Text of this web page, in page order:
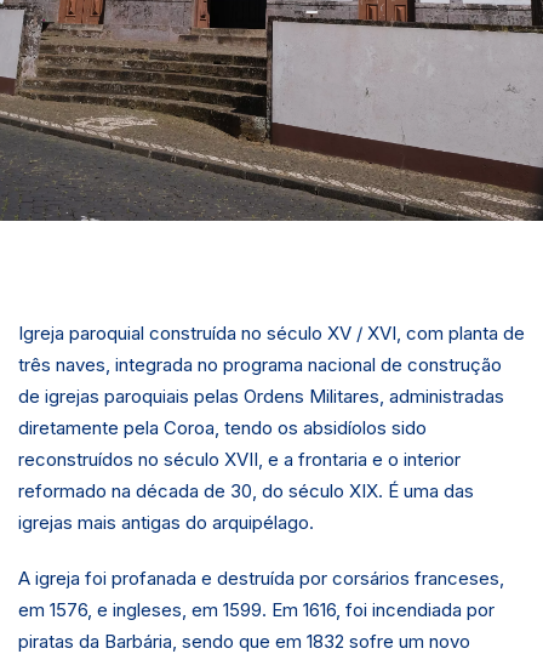
Igreja paroquial construída no século XV / XVI, com planta de
três naves, integrada no programa nacional de construção
de igrejas paroquiais pelas Ordens Militares, administradas
diretamente pela Coroa, tendo os absidíolos sido
reconstruídos no século XVII, e a frontaria e o interior
reformado na década de 30, do século XIX. É uma das
igrejas mais antigas do arquipélago.
A igreja foi profanada e destruída por corsários franceses,
em 1576, e ingleses, em 1599. Em 1616, foi incendiada por
piratas da Barbária, sendo que em 1832 sofre um novo